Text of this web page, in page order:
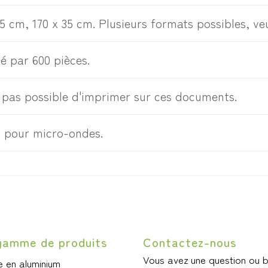
cm, 170 x 35 cm. Plusieurs formats possibles,
par 600 pièces.
possible d'imprimer sur ces documents.
micro-ondes.
de produits
en aluminium
Contactez-nous
Vous avez une question ou